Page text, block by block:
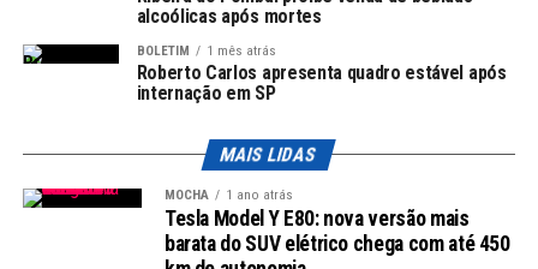
fundamental estar atento a sinais do corpo e procurar
avaliação médica quando necessário.
Atualmente, o ex-jogador reside na Espanha, mas está
no Brasil para aproveitar suas férias. A visita ao país
natal, no entanto, tomou um rumo inesperado com a
alcoólicas após mortes
BOLETIM 1 mês atrás
Roberto Carlos apresenta quadro estável após
internação em SP
MAIS LIDAS
MOCHA 1 ano atrás
Tesla Model Y E80: nova versão mais
barata do SUV elétrico chega com até 450